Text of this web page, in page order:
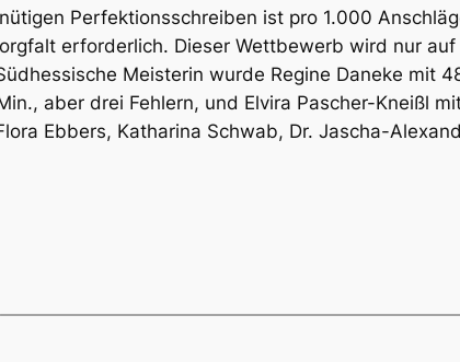
Perfektionsschreiben ist pro 1.000
erforderlich. Dieser Wettbewerb wird nur
Meisterin wurde Regine Daneke mit
aber drei Fehlern, und Elvira Pascher-Kneißl
Ebbers, Katharina Schwab, Dr. Jascha-